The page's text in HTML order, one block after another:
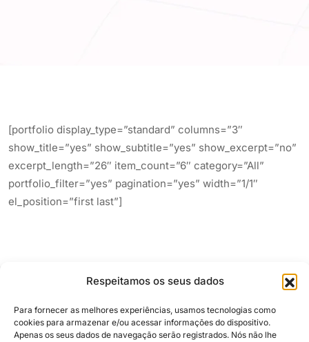
Respeitamos os seus dados
Para fornecer as melhores experiências, usamos tecnologias como
cookies para armazenar e/ou acessar informações do dispositivo.
Apenas os seus dados de navegação serão registrados. Nós não lhe
[portfolio display_type=”standard” columns=”3″
show_title=”yes” show_subtitle=”yes” show_excerpt=”no”
excerpt_length=”26″ item_count=”6″ category=”All”
portfolio_filter=”yes” pagination=”yes” width=”1/1″
el_position=”first last”]